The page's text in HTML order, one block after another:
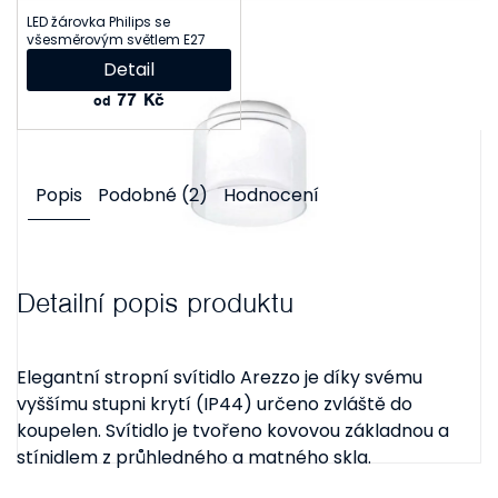
LED žárovka Philips se
všesměrovým světlem E27
od 77 Kč
Detail
Popis Podobné (2) Hodnocení
Detailní popis produktu
Elegantní stropní svítidlo Arezzo je díky svému
vyššímu stupni krytí (IP44) určeno zvláště do
koupelen. Svítidlo je tvořeno kovovou základnou a
stínidlem z průhledného a matného skla.